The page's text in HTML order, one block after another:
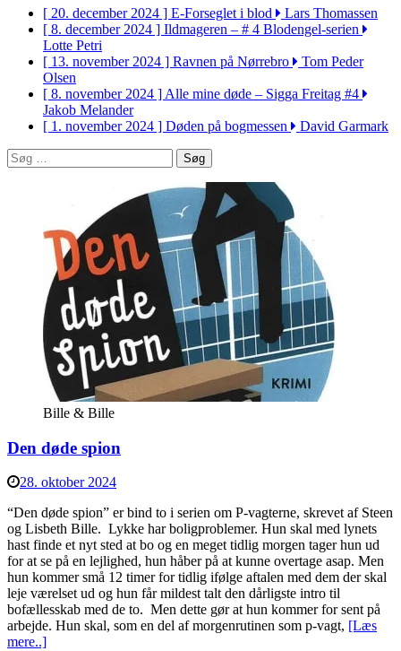
[ 20. december 2024 ] E-Forseglet i blod
Lars Thomassen
[ 8. december 2024 ] Ildmageren – # 4 Blodengel-serien
Lotte Petri
[ 13. november 2024 ] Ravnen på Nørrebro
Tom Peder
Olsen
[ 8. november 2024 ] Alle mine døde – Sigga Freitag #4
Jakob Melander
[ 1. november 2024 ] Døden på bogmessen
David Garmark
Søg
efter:
Bille & Bille
Den døde spion
28. oktober 2024
“Den døde spion” er bind to i serien om P-vagterne, skrevet af Steen
og Lisbeth Bille. Lykke har boligproblemer. Hun skal med lynets
hast finde et nyt sted at bo og en meget tidlig morgen tager hun ud
for at se på en lejlighed, hun håber på at kunne overtage asap. Men
hun kommer små 12 timer for tidlig ifølge aftalen med dem der skal
leje værelset ud og hun får mildest talt den dårligste intro til
bofællesskab med de to. Men dette gør at hun kommer for sent på
arbejde. Hun skal, som en del af morgenrutinen som p-vagt, [Læs
mere..]